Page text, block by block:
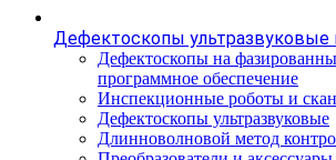
Дефектоскопы ультразвуковые
Дефектоскопы на
программное обеспечение
Инспекционные роботы и
Дефектоскопы ультразвуковые
Длинноволновой метод